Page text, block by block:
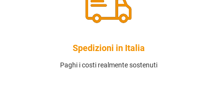
Spedizioni in Italia
Paghi i costi realmente sostenuti